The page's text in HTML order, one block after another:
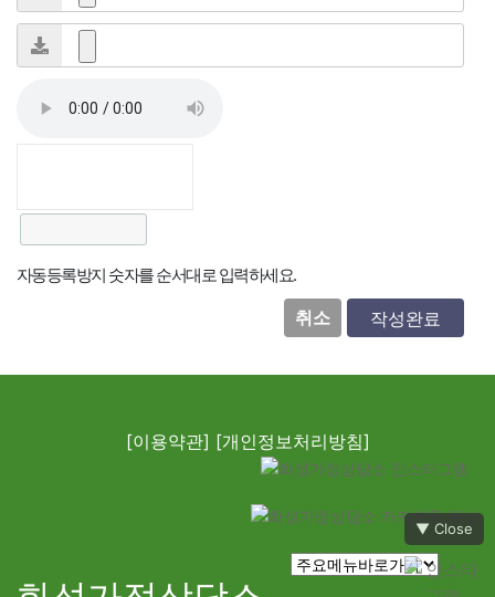
▼ Close
자동등록방지 숫자를 순서대로 입력하세요.
취소
[이용약관] [개인정보처리방침]